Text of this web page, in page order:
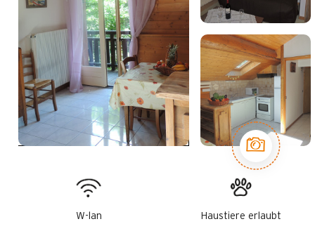
W-lan Haustiere erlaubt